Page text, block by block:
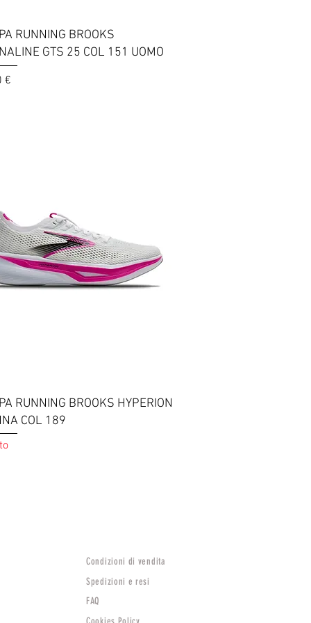
Vista rapida
RUNNING BROOKS
GTS 25 COL 151 UOMO
€
Vista rapida
RUNNING BROOKS HYPERION
COL 189
Condizioni di vendita
Spedizioni e resi
FAQ